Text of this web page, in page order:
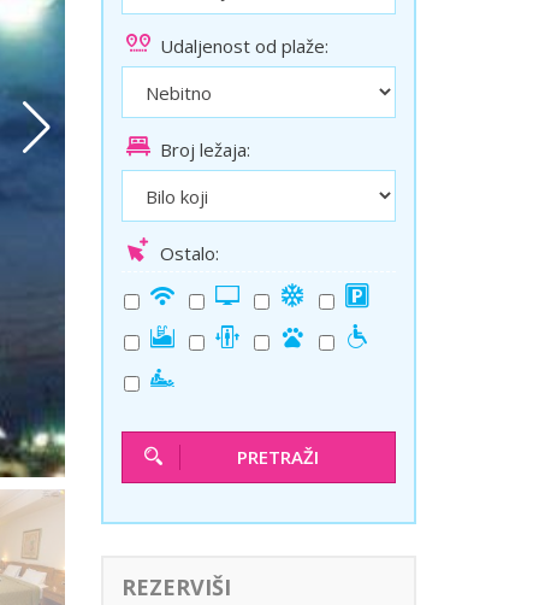
Solun polazak iz Niša
Temišvar polazak iz Niša
Udaljenost od plaže:
Broj ležaja:
Ostalo:
PRETRAŽI
REZERVIŠI